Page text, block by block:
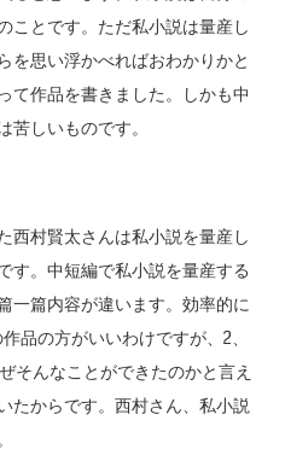
ことです。ただ私小説は量産し
を思い浮かべればおわかりかと
て作品を書きました。しかも中
しいものです。
西村賢太さんは私小説を量産し
す。中短編で私小説を量産する
一篇内容が違います。効率的に
品の方がいいわけですが、2、
そんなことができたのかと言え
たからです。西村さん、私小説